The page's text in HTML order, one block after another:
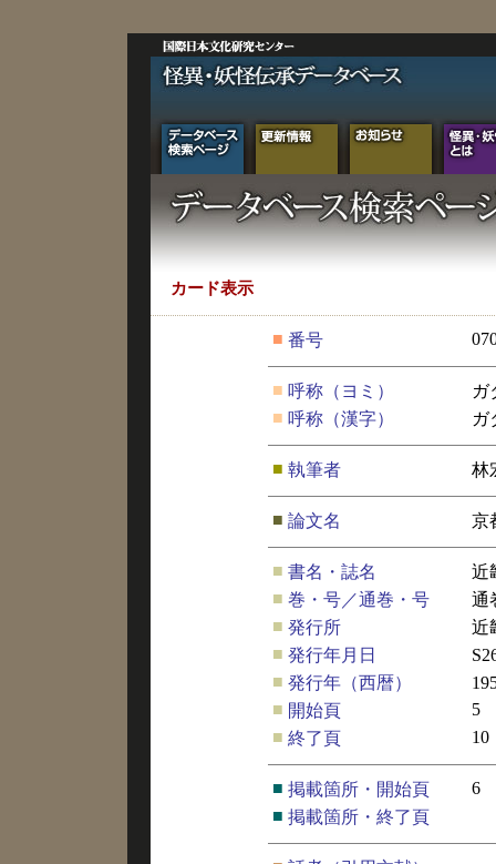
カード表示
■ 番号
■ 呼称（ヨミ）
ガ
■ 呼称（漢字） ガ
■ 執筆者 林
■ 論文名 京
■ 書名・誌名
近
■ 巻・号／通巻・号
通
■ 発行所
近
■ 発行年月日
■ 発行年（西暦）
■ 開始頁
5
■ 終了頁 10
■ 掲載箇所・開始頁
6
■ 掲載箇所・終了頁